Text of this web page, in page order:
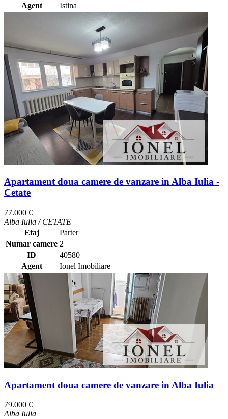
Agent
Istina
Apartament doua camere de vanzare in Alba Iulia -
Cetate
77.000 €
Alba Iulia / CETATE
Etaj
Parter
Numar camere 2
ID
40580
Agent
Ionel Imobiliare
Apartament doua camere de vanzare in Alba Iulia
79.000 €
Alba Iulia